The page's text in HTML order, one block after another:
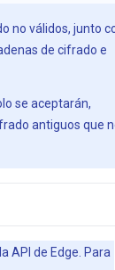
no válidos, junto
de cifrado e
se aceptarán,
antiguos que
API de Edge. Para